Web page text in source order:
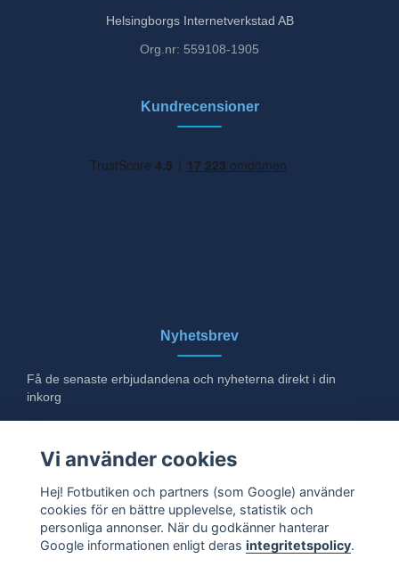
Helsingborgs Internetverkstad AB
Org.nr: 559108-1905
Kundrecensioner
Nyhetsbrev
Få de senaste erbjudandena och nyheterna direkt i din
inkorg
Ja tack!
Vi använder cookies
Hej! Fotbutiken och partners (som Google) använder
cookies för en bättre upplevelse, statistik och
personliga annonser. När du godkänner hanterar
Google informationen enligt deras integritetspolicy.